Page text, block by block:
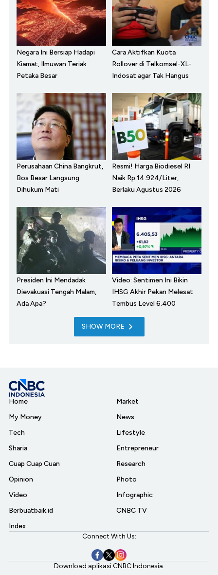
Negara Ini Bersiap Hadapi
Kiamat, Ilmuwan Teriak
Petaka Besar
Cara Aktifkan Kuota
Rollover di Telkomsel-XL-
Indosat agar Tak Hangus
Perusahaan China Bangkrut,
Bos Besar Langsung
Dihukum Mati
Resmi! Harga Biodiesel RI
Naik Rp 14.924/Liter,
Berlaku Agustus 2026
Presiden Ini Mendadak
Dievakuasi Tengah Malam,
Ada Apa?
Video: Sentimen Ini Bikin
IHSG Akhir Pekan Melesat
Tembus Level 6.400
SHOW MORE
Home
My Money
Tech
Sharia
Cuap Cuap Cuan
Opinion
Video
Berbuatbaik.id
Index
Market
News
Lifestyle
Entrepreneur
Research
Photo
Infographic
CNBC TV
Connect With Us:
Download aplikasi CNBC Indonesia: